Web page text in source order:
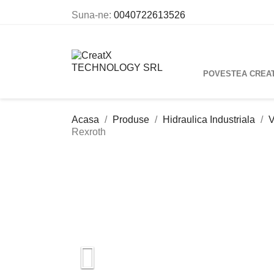
Suna-ne: 0040722613526
POVESTEA
Acasa Produse Hidraulica Industriala
Rexroth
